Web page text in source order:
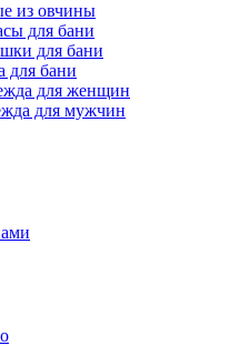
из овчины
для бани
для бани
для бани
для женщин
для мужчин